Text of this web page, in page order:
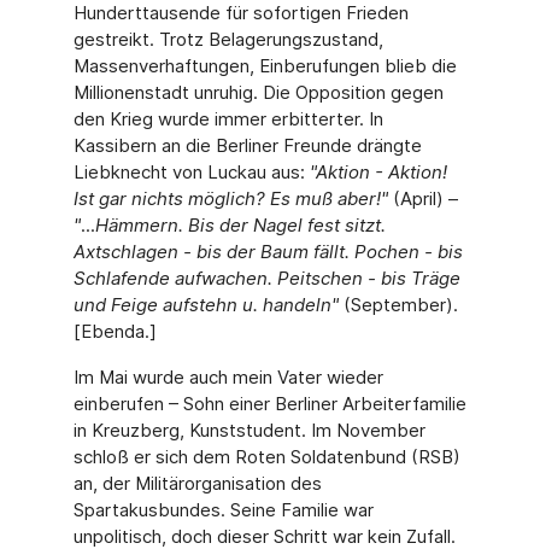
Hunderttausende für sofortigen Frieden
gestreikt. Trotz Belagerungszustand,
Massenverhaftungen, Einberufungen blieb die
Millionenstadt unruhig. Die Opposition gegen
den Krieg wurde immer erbitterter. In
Kassibern an die Berliner Freunde drängte
Liebknecht von Luckau aus: "Aktion - Aktion!
Ist gar nichts möglich? Es muß aber!"(April) –
"...Hämmern. Bis der Nagel fest sitzt.
Axtschlagen - bis der Baum fällt. Pochen - bis
Schlafende aufwachen. Peitschen - bis Träge
und Feige aufstehn u. handeln"(September).
[Ebenda.]
Im Mai wurde auch mein Vater wieder
einberufen – Sohn einer Berliner Arbeiterfamilie
in Kreuzberg, Kunststudent. Im November
schloß er sich dem Roten Soldatenbund (RSB)
an, der Militärorganisation des
Spartakusbundes. Seine Familie war
unpolitisch, doch dieser Schritt war kein Zufall.